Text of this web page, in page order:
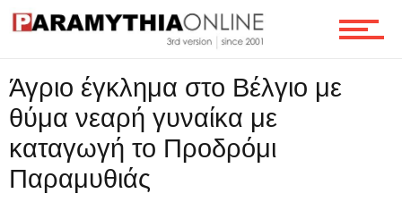
Τεχνολογία
Ροή
Επικοινωνία
Άγριο έγκλημα στο Βέλγιο με
θύμα νεαρή γυναίκα με
καταγωγή το Προδρόμι
Παραμυθιάς